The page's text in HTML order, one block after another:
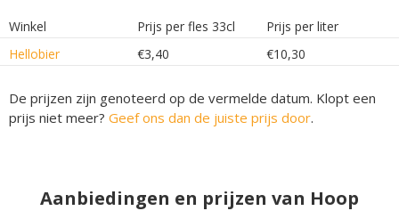
Winkel Prijs per fles 33cl
Prijs per liter
Hellobier
€3,40 €10,30
De prijzen zijn genoteerd op de vermelde datum. Klopt een
prijs niet meer? Geef ons dan de juiste prijs door.
Aanbiedingen en prijzen van Hoop